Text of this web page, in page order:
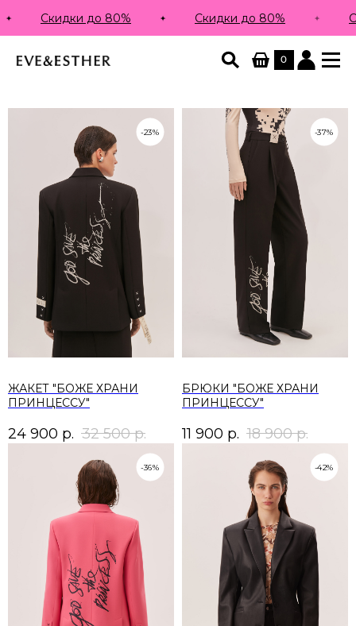
0
до 80% Скидки до 80% Скидки
-23%
ЖАКЕТ "БОЖЕ ХРАНИ
ПРИНЦЕССУ"
24 900 р. 32 500 р.
-37%
БРЮКИ "БОЖЕ ХРАНИ
ПРИНЦЕССУ"
11 900 р. 18 900 р.
-36% -42%